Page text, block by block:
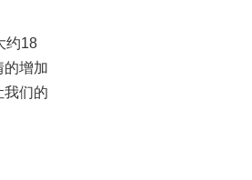
约18
的增加
我们的